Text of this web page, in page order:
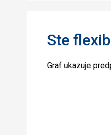
Ste
Graf ukazuje